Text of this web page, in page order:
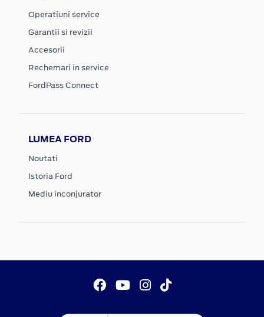
Operatiuni service
Garantii si revizii
Accesorii
Rechemari in service
FordPass Connect
LUMEA FORD
Noutati
Istoria Ford
Mediu inconjurator